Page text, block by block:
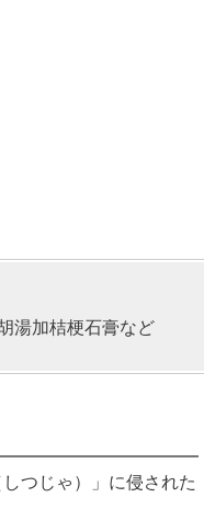
湯加桔梗石膏など
つじゃ）」に侵された